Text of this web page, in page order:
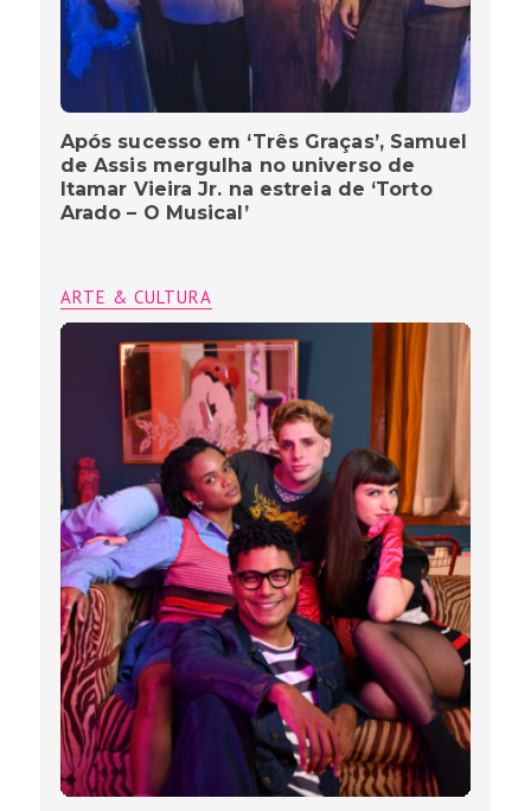
Após sucesso em ‘Três Graças’, Samuel
de Assis mergulha no universo de
Itamar Vieira Jr. na estreia de ‘Torto
Arado – O Musical’
ARTE & CULTURA